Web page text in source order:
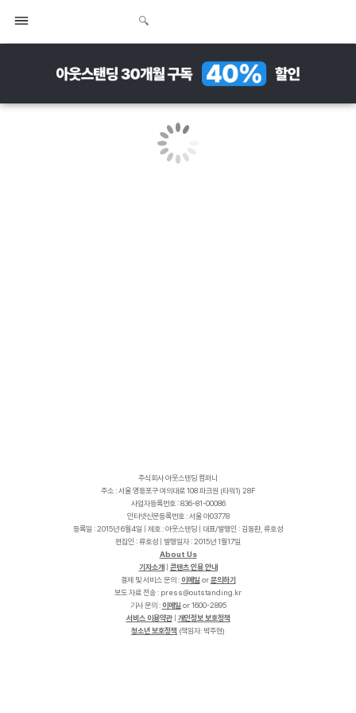
주식회사 아웃스탠딩 컴퍼니
주소 : 서울 영등포구 여의대로 108 파크원 (타워1) 28F
사업자등록번호 : 836-81-00086
인터넷신문등록번호 : 서울 아03778
등록일 : 2015년 6월4일 | 제호 : 아웃스탠딩 | 대표/발행인 : 김동환, 류호성
편집인 : 류호성 | 발행일자 : 2015년 1월17일
About Us
기자소개
콘텐츠 인용 안내
결제 및 서비스 문의 : 이메일 or문의하기
보도 자료 전송 :
r
k
.
g
n
i
d
n
a
t
s
t
u
o
@
s
s
e
r
p
기사 문의 : 이메일 or 1600-2895
서비스 이용약관| 개인정보 보호정책
청소년 보호정책 (책임자: 박주현)